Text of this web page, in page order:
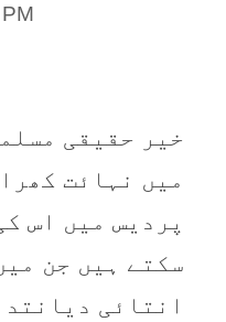
خیر حقیقی
میں نہائت
پردیس میں اس
سکتے ہیں جن
انتائی